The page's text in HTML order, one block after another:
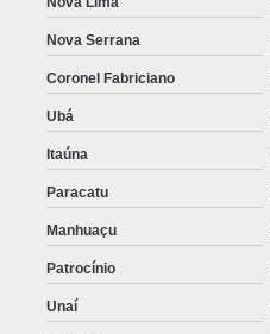
Nova Serrana
Coronel Fabriciano
Ubá
Itaúna
Paracatu
Manhuaçu
Patrocínio
Unaí